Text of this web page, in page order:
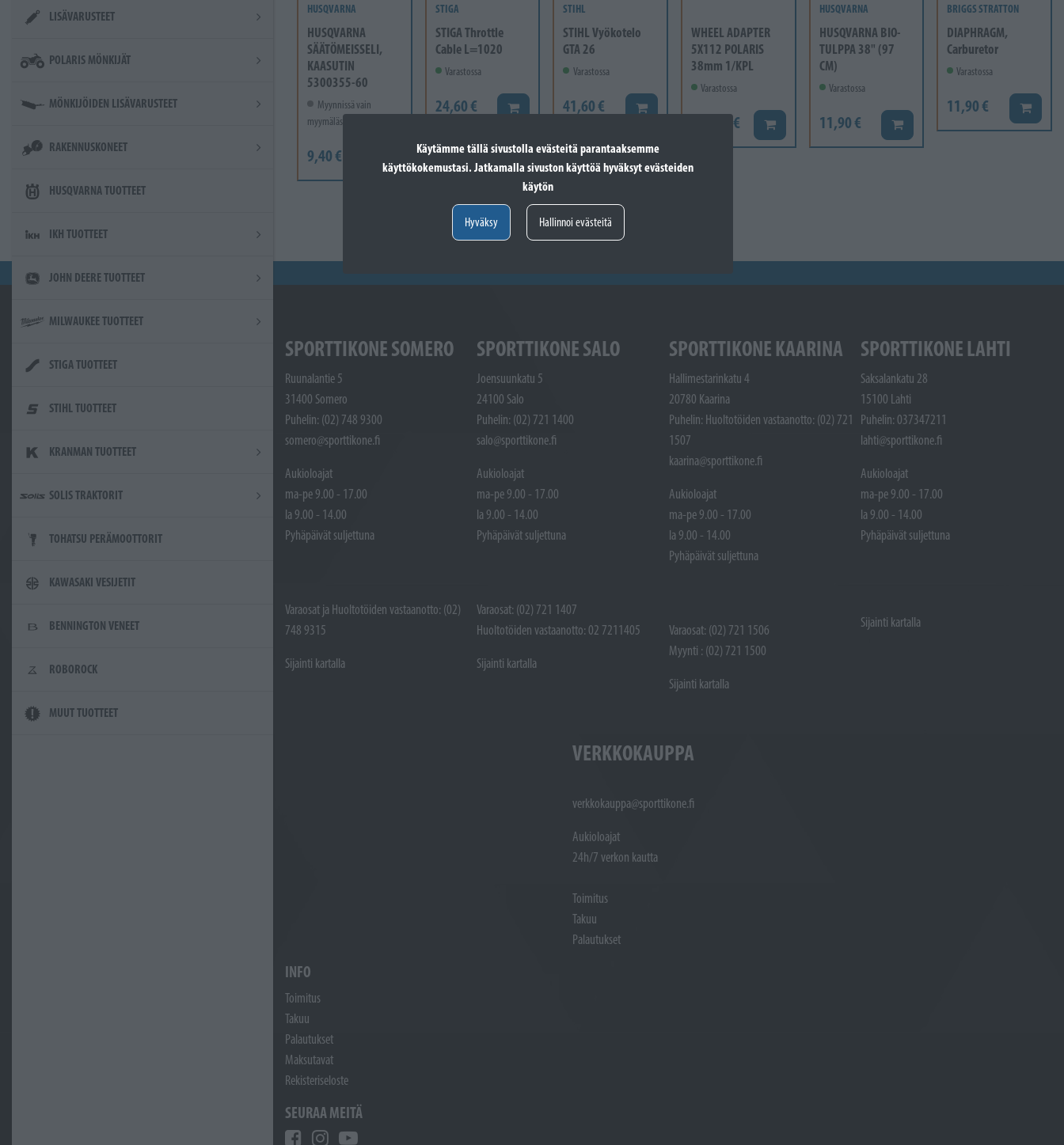
Käytämme tällä sivustolla evästeitä parantaaksemme
käyttökokemustasi. Jatkamalla sivuston käyttöä hyväksyt evästeiden
käytön
Hyväksy Hallinnoi evästeitä
LISÄVARUSTEET
POLARIS MÖNKIJÄT
MÖNKIJÖIDEN LISÄVARUSTEET
RAKENNUSKONEET
HUSQVARNA TUOTTEET
IKH TUOTTEET
JOHN DEERE TUOTTEET
MILWAUKEE TUOTTEET
STIGA TUOTTEET
STIHL TUOTTEET
KRANMAN TUOTTEET
SOLIS TRAKTORIT
TOHATSU PERÄMOOTTORIT
KAWASAKI VESIJETIT
BENNINGTON VENEET
ROBOROCK
MUUT TUOTTEET
HUSQVARNA
HUSQVARNA
SÄÄTÖMEISSELI,
KAASUTIN
5300355-60
Myynnissä vain
myymälässä.
9,40 € Valitse vaihtoehto
STIGA
STIGA Throttle
Cable L=1020
Varastossa
24,60 € Lisää koriin
STIHL
STIHL Vyökotelo
GTA 26
Varastossa
41,60 € Lisää koriin
WHEEL ADAPTER
5X112 POLARIS
38mm 1/KPL
Varastossa
126,60 € Lisää koriin
HUSQVARNA
HUSQVARNA BIO-
TULPPA 38" (97
CM)
Varastossa
11,90 € Lisää koriin
BRIGGS STRATTON
DIAPHRAGM,
Carburetor
Varastossa
11,90 € Lisää
SPORTTIKONE SOMERO
Ruunalantie 5
31400 Somero
Puhelin: (02) 748 9300
somero@sporttikone.fi
Aukioloajat
ma-pe 9.00 - 17.00
la 9.00 - 14.00
Pyhäpäivät suljettuna
Varaosat ja Huoltotöiden vastaanotto: (02)
748 9315
Sijainti kartalla
SPORTTIKONE SALO
Joensuunkatu 5
24100 Salo
Puhelin: (02) 721 1400
salo@sporttikone.fi
Aukioloajat
ma-pe 9.00 - 17.00
la 9.00 - 14.00
Pyhäpäivät suljettuna
Varaosat: (02) 721 1407
Huoltotöiden vastaanotto: 02 7211405
Sijainti kartalla
SPORTTIKONE KAARINA
Hallimestarinkatu 4
20780 Kaarina
Puhelin: Huoltotöiden vastaanotto: (02) 721
1507
kaarina@sporttikone.fi
Aukioloajat
ma-pe 9.00 - 17.00
la 9.00 - 14.00
Pyhäpäivät suljettuna
Varaosat: (02) 721 1506
Myynti : (02) 721 1500
Sijainti kartalla
SPORTTIKONE LAHTI
Saksalankatu 28
15100 Lahti
Puhelin: 037347211
lahti@sporttikone.fi
Aukioloajat
ma-pe 9.00 - 17.00
la 9.00 - 14.00
Pyhäpäivät suljettuna
Sijainti kartalla
VERKKOKAUPPA
verkkokauppa@sporttikone.fi
Aukioloajat
24h/7 verkon kautta
Toimitus
Takuu
Palautukset
INFO
Toimitus
Takuu
Palautukset
Maksutavat
Rekisteriseloste
SEURAA MEITÄ